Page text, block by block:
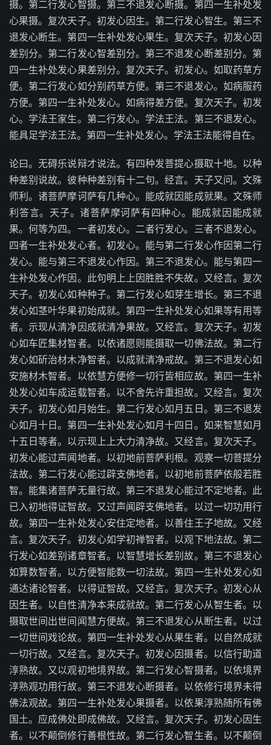
摄。第二行发心智摄。第三不退发心断摄。第四一生补处发
心果摄。复次天子。初发心因生。第二行发心智生。第三不
退发心断生。第四一生补处发心果生。复次天子。初发心因
差别分。第二行发心智差别分。第三不退发心断差别分。第
四一生补处发心果差别分。复次天子。初发心。如取药草方
便。第二行发心如分别药草方便。第三不退发心。如病服药
方便。第四一生补处发心。如病得差方便。复次天子。初发
心。学法王家生。第二行发心。学法王法。第三不退发心。
能具足学法王法。第四一生补处发心。学法王法能得自在。
论曰。无碍乐说辩才说法。有四种发菩提心摄取十地。以种
种差别说故。彼种种差别有十二句。经言。天子又问。文殊
师利。诸菩萨摩诃萨有几种心。能成就因能成就果。文殊师
利答言。天子。诸菩萨摩诃萨有四种心。能成就因能成就
果。何等为四。一者初发心。二者行发心。三者不退发心。
四者一生补处发心者。初发心。能与第二行发心作因第二行
发心。能与第三不退发心作因。第三不退发心。能与第四一
生补处发心作因。此句明上上因胜胜不失故。又经言。复次
天子。初发心如种种子。第二行发心如芽生增长。第三不退
发心如茎叶华果初始成就。第四一生补处发心如果等有用等
者。示现从清净因成就清净果故。又经言。复次天子。初发
心如车匠集材智者。以依诸愿则能摄取一切佛法故。第二行
发心如斫治材木净智者。以成就清净戒故。第三不退发心如
安施材木智者。以依慧方便修一切行皆相应故。第四一生补
处发心如车成运载智者。以不舍先许重担故。又经言。复次
天子。初发心如月始生。第二行发心如月五日。第三不退发
心如月十日。第四一生补处发心如月十四日。如来智慧如月
十五日等者。以示现上上大力清净故。又经言。复次天子。
初发心能过声闻地者。以初地前菩萨利根。观察一切菩提分
法故。第二行发心能过辟支佛地者。以初地前菩萨依般若胜
智。能集诸菩萨无量行故。第三不退发心能过不定地者。此
已入初地得证智故。又过声闻辟支佛地者。以过一切功用行
故。第四一生补处发心安住定地者。以善住王子地故。又经
言。复次天子。初发心如学初禅智者。以观下地法故。第二
行发心如差别诸章智者。以智慧增长差别故。第三不退发心
如算数智者。以方便智能数一切法故。第四一生补处发心如
通达诸论智者。以得证智故。又经言。复次天子。初发心从
因生者。以自性清净本来成就故。第二行发心从智生者。以
摄取世间出世间闻慧方便故。第三不退发心从断生者。以过
一切世间戏论故。第四一生补处发心从果生者。以自然成就
一切行故。又经言。复次天子。初发心因摄者。以信行助道
淳熟故。又以观初地境界故。第二行发心智摄者。以依境界
淳熟观功用行故。第三不退发心断摄者。以依修行境界未得
佛法观故。第四一生补处发心果摄者。以依果淳熟随所有佛
国土。应成佛处即成佛故。又经言。复次天子。初发心因生
者。以不颠倒修行善根性故。第二行发心智生者。以不颠倒